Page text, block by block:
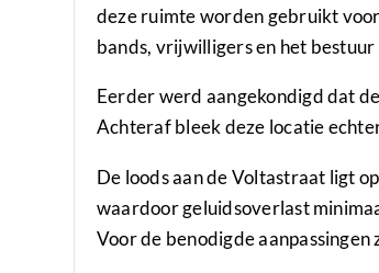
deze ruimte worden gebruikt
bands, vrijwilligers en het
Eerder werd aangekondigd dat
Achteraf bleek deze locatie
De loods aan de Voltastraat ligt
waardoor geluidsoverlast
Voor de benodigde